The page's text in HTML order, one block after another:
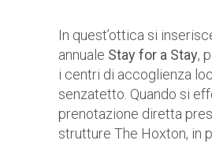
In quest’ottica si
annuale Stay for a Stay,
i centri di accoglienza
senzatetto. Quando si
prenotazione diretta
strutture The Hoxton, in